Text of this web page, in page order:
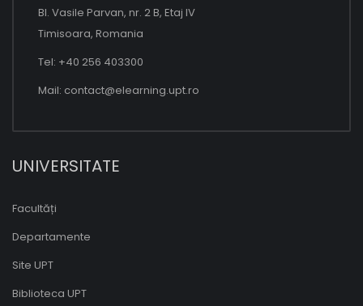
Bl. Vasile Parvan, nr. 2 B, Etaj IV
Timisoara, Romania
Tel: +40 256 403300
Mail: contact@elearning.upt.ro
UNIVERSITATE
Facultăți
Departamente
Site UPT
Biblioteca UPT